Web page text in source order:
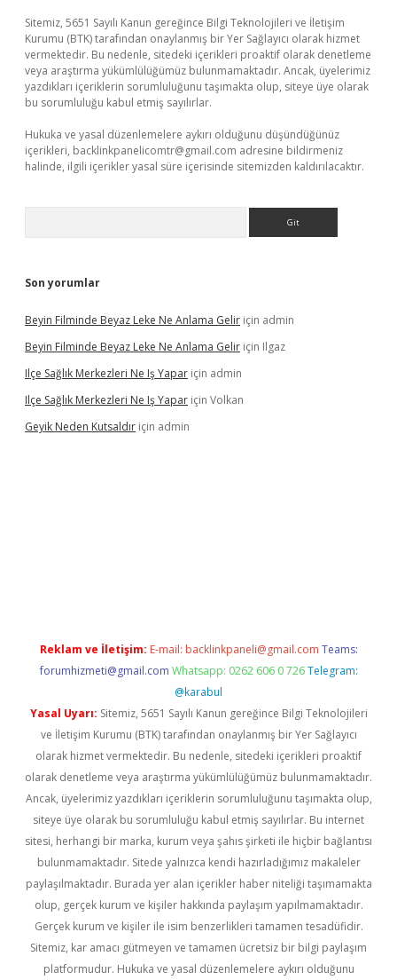
Sitemiz, 5651 Sayılı Kanun gereğince Bilgi Teknolojileri ve İletişim
Kurumu (BTK) tarafından onaylanmış bir Yer Sağlayıcı olarak hizmet
vermektedir. Bu nedenle, sitedeki içerikleri proaktif olarak denetleme
veya araştırma yükümlülüğümüz bulunmamaktadır. Ancak, üyelerimiz
yazdıkları içeriklerin sorumluluğunu taşımakta olup, siteye üye olarak
bu sorumluluğu kabul etmiş sayılırlar.
Hukuka ve yasal düzenlemelere aykırı olduğunu düşündüğünüz
içerikleri, backlinkpanelicomtr@gmail.com adresine bildirmeniz
halinde, ilgili içerikler yasal süre içerisinde sitemizden kaldırılacaktır.
Son yorumlar
Beyin Filminde Beyaz Leke Ne Anlama Gelir için admin
Beyin Filminde Beyaz Leke Ne Anlama Gelir için Ilgaz
Ilçe Sağlık Merkezleri Ne Iş Yapar için admin
Ilçe Sağlık Merkezleri Ne Iş Yapar için Volkan
Geyik Neden Kutsaldır için admin
Reklam ve İletişim: E-mail: backlinkpaneli@gmail.com Teams:
forumhizmeti@gmail.com Whatsapp: 0262 606 0 726 Telegram:
@karabul
Yasal Uyarı: Sitemiz, 5651 Sayılı Kanun gereğince Bilgi Teknolojileri
ve İletişim Kurumu (BTK) tarafından onaylanmış bir Yer Sağlayıcı
olarak hizmet vermektedir. Bu nedenle, sitedeki içerikleri proaktif
olarak denetleme veya araştırma yükümlülüğümüz bulunmamaktadır.
Ancak, üyelerimiz yazdıkları içeriklerin sorumluluğunu taşımakta olup,
siteye üye olarak bu sorumluluğu kabul etmiş sayılırlar. Bu internet
sitesi, herhangi bir marka, kurum veya şahıs şirketi ile hiçbir bağlantısı
bulunmamaktadır. Sitede yalnızca kendi hazırladığımız makaleler
paylaşılmaktadır. Burada yer alan içerikler haber niteliği taşımamakta
olup, gerçek kurum ve kişiler hakkında paylaşım yapılmamaktadır.
Gerçek kurum ve kişiler ile isim benzerlikleri tamamen tesadüfidir.
Sitemiz, kar amacı gütmeyen ve tamamen ücretsiz bir bilgi paylaşım
platformudur. Hukuka ve yasal düzenlemelere aykırı olduğunu